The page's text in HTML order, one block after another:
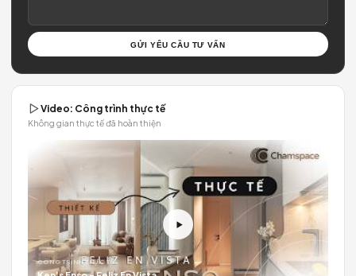
ĐỊA PHƯƠNG * LOẠI HÌNH *
NỘI DUNG
GỬI YÊU CẦU TƯ VẤN